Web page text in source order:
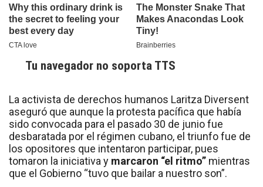
Tu navegador no soporta TTS
La activista de derechos humanos Laritza Diversent
aseguró que aunque la protesta pacífica que había
sido convocada para el pasado 30 de junio fue
desbaratada por el régimen cubano, el triunfo fue de
los opositores que intentaron participar, pues
tomaron la iniciativa y marcaron “el ritmo” mientras
que el Gobierno “tuvo que bailar a nuestro son”.